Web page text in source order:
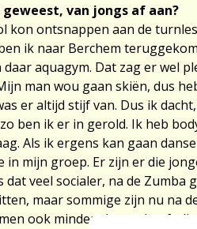
van jongs af aan?
kon ontsnappen aan de
ik naar Berchem
daar aquagym. Dat zag er wel
man wou gaan skiën, dus
er altijd stijf van. Dus ik
ben ik er in gerold. Ik heb
Als ik ergens kan gaan
in mijn groep. Er zijn er die
veel socialer, na de Zumba
maar sommige zijn nu na
ook minder; de ene heeft